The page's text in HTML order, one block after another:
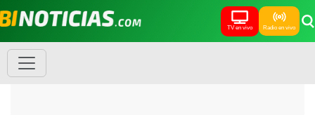
TV en vivo Radio en vivo